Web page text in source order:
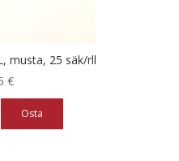
musta, 25 säk/rll
€
Osta